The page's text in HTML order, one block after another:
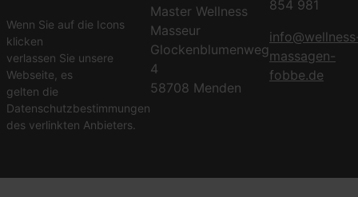
Wenn Sie auf die Icons
klicken
verlassen Sie unsere
Webseite, es
gelten die
Datenschutzbestimmungen
des verlinkten Anbieters.
Master Wellness
Masseur
Glockenblumenweg
4
58708 Menden
854 981
massagen-
fobbe.de